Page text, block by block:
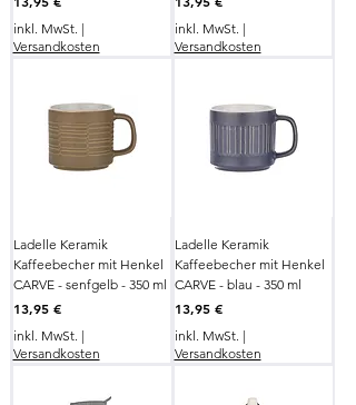
inkl. MwSt. |
Versandkosten
inkl. MwSt. |
Versandkosten
Ladelle Keramik
Kaffeebecher mit Henkel
CARVE - senfgelb - 350 ml
Preis
13,95 €
inkl. MwSt. |
Versandkosten
Ladelle Keramik
Kaffeebecher mit Henkel
CARVE - blau - 350 ml
Preis
13,95 €
inkl. MwSt. |
Versandkosten